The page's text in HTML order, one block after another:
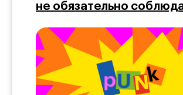
не обязательно